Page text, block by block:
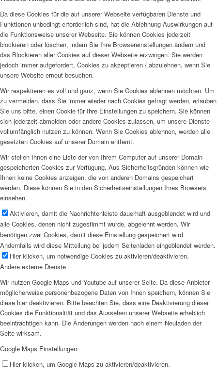
Da diese Cookies für die auf unserer Webseite verfügbaren Dienste und
Funktionen unbedingt erforderlich sind, hat die Ablehnung Auswirkungen auf
die Funktionsweise unserer Webseite. Sie können Cookies jederzeit
blockieren oder löschen, indem Sie Ihre Browsereinstellungen ändern und
das Blockieren aller Cookies auf dieser Webseite erzwingen. Sie werden
jedoch immer aufgefordert, Cookies zu akzeptieren / abzulehnen, wenn Sie
unsere Website erneut besuchen.
Wir respektieren es voll und ganz, wenn Sie Cookies ablehnen möchten. Um
zu vermeiden, dass Sie immer wieder nach Cookies gefragt werden, erlauben
Sie uns bitte, einen Cookie für Ihre Einstellungen zu speichern. Sie können
sich jederzeit abmelden oder andere Cookies zulassen, um unsere Dienste
vollumfänglich nutzen zu können. Wenn Sie Cookies ablehnen, werden alle
gesetzten Cookies auf unserer Domain entfernt.
Wir stellen Ihnen eine Liste der von Ihrem Computer auf unserer Domain
gespeicherten Cookies zur Verfügung. Aus Sicherheitsgründen können wie
Ihnen keine Cookies anzeigen, die von anderen Domains gespeichert
werden. Diese können Sie in den Sicherheitseinstellungen Ihres Browsers
einsehen.
Aktivieren, damit die Nachrichtenleiste dauerhaft ausgeblendet wird und
alle Cookies, denen nicht zugestimmt wurde, abgelehnt werden. Wir
benötigen zwei Cookies, damit diese Einstellung gespeichert wird.
Andernfalls wird diese Mitteilung bei jedem Seitenladen eingeblendet werden.
Hier klicken, um notwendige Cookies zu aktivieren/deaktivieren.
Andere externe Dienste
Wir nutzen Google Maps und Youtube auf unserer Seite. Da diese Anbieter
möglicherweise personenbezogene Daten von Ihnen speichern, können Sie
diese hier deaktivieren. Bitte beachten Sie, dass eine Deaktivierung dieser
Cookies die Funktionalität und das Aussehen unserer Webseite erheblich
beeinträchtigen kann. Die Änderungen werden nach einem Neuladen der
Seite wirksam.
Google Maps Einstellungen:
Hier klicken, um Google Maps zu aktivieren/deaktivieren.